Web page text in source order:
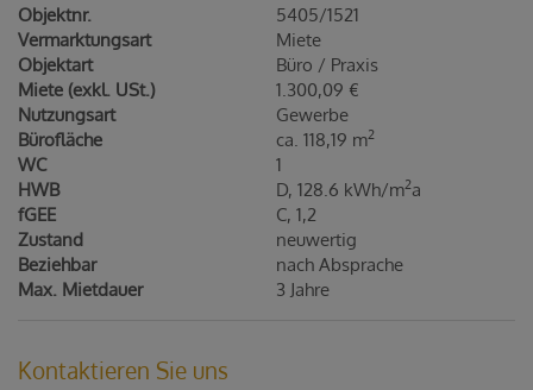
Objektnr.
5405/1521
Vermarktungsart
Miete
Objektart
Büro / Praxis
Miete (exkl. USt.)
1.300,09 €
Nutzungsart
Gewerbe
Bürofläche
ca. 118,19 m2
WC
1
HWB
D, 128.6 kWh/m2a
fGEE
C, 1,2
Zustand
neuwertig
Beziehbar
nach Absprache
Max. Mietdauer
3 Jahre
Kontaktieren Sie uns